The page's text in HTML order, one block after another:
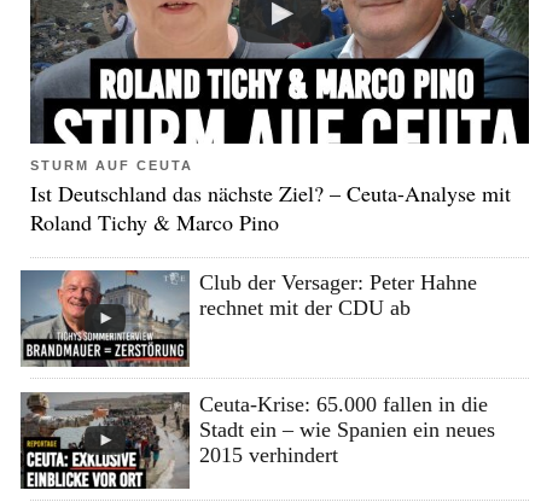
STURM AUF CEUTA
Ist Deutschland das nächste Ziel? – Ceuta-Analyse mit
Roland Tichy & Marco Pino
Club der Versager: Peter Hahne
rechnet mit der CDU ab
Ceuta-Krise: 65.000 fallen in die
Stadt ein – wie Spanien ein neues
2015 verhindert